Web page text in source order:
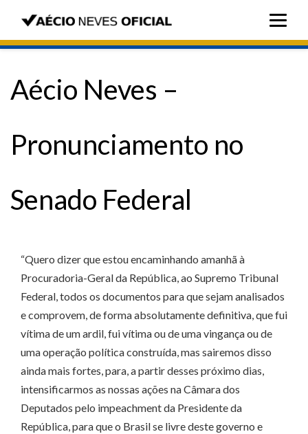
Aécio Neves –
Pronunciamento no
Senado Federal
“Quero dizer que estou encaminhando amanhã à
Procuradoria-Geral da República, ao Supremo Tribunal
Federal, todos os documentos para que sejam analisados
e comprovem, de forma absolutamente definitiva, que fui
vítima de um ardil, fui vítima ou de uma vingança ou de
uma operação política construída, mas sairemos disso
ainda mais fortes, para, a partir desses próximo dias,
intensificarmos as nossas ações na Câmara dos
Deputados pelo impeachment da Presidente da
República, para que o Brasil se livre deste governo e